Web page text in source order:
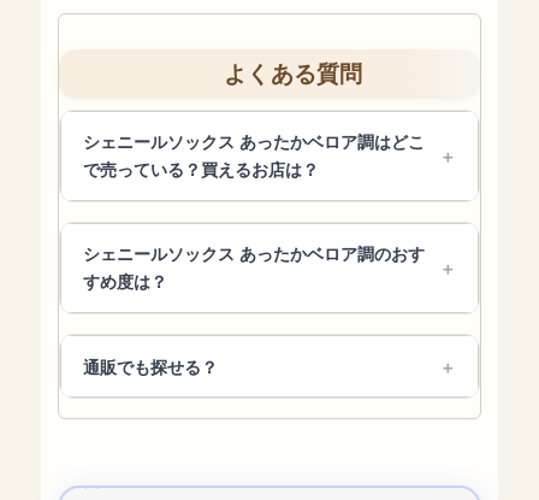
よくある質問
シェニールソックス あったかベロア調はどこ
で売っている？買えるお店は？
シェニールソックス あったかベロア調のおす
すめ度は？
通販でも探せる？